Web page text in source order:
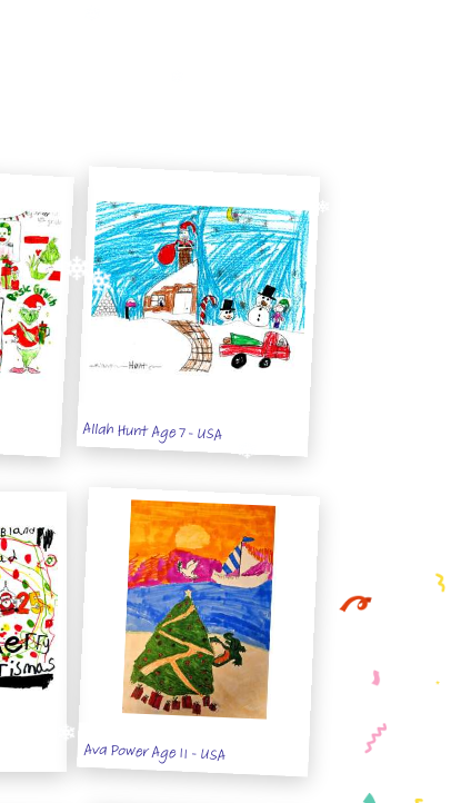
Allah Hunt Age 7 - USA
Ava Power Age 11 - USA